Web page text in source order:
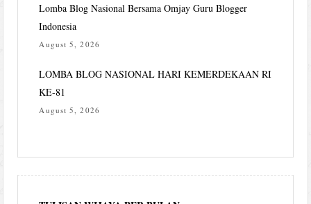
Lomba Blog Nasional Bersama Omjay Guru Blogger
Indonesia
August 5, 2026
LOMBA BLOG NASIONAL HARI KEMERDEKAAN RI
KE-81
August 5, 2026